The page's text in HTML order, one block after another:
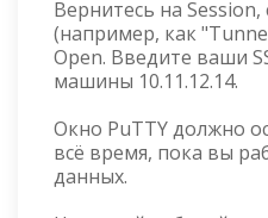
Вернитесь на
(например, как
Open. Введите ваши
машины 10.11.12.14.
Окно PuTTY должно
всё время, пока вы
данных.